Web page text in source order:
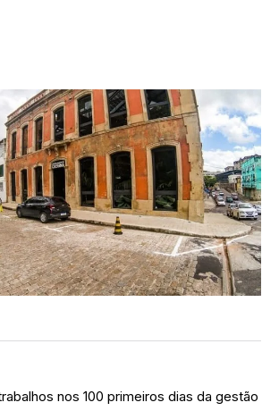
nos 100 primeiros dias da gestão